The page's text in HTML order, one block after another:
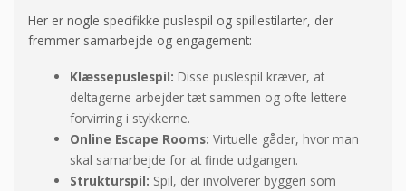
Her er nogle specifikke puslespil og spillestilarter, der
fremmer samarbejde og engagement:
Klæssepuslespil: Disse puslespil kræver, at
deltagerne arbejder tæt sammen og ofte lettere
forvirring i stykkerne.
Online Escape Rooms: Virtuelle gåder, hvor man
skal samarbejde for at finde udgangen.
Strukturspil: Spil, der involverer byggeri som